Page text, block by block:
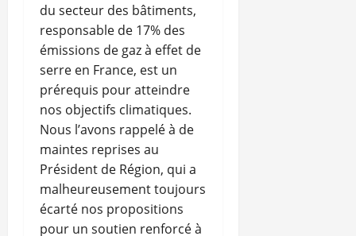
du secteur des bâtiments,
responsable de 17% des
émissions de gaz à effet de
serre en France, est un
prérequis pour atteindre
nos objectifs climatiques.
Nous l’avons rappelé à de
maintes reprises au
Président de Région, qui a
malheureusement toujours
écarté nos propositions
pour un soutien renforcé à